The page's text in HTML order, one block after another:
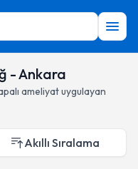
- Ankara
ameliyatuygulayan
Akıllı Sıralama